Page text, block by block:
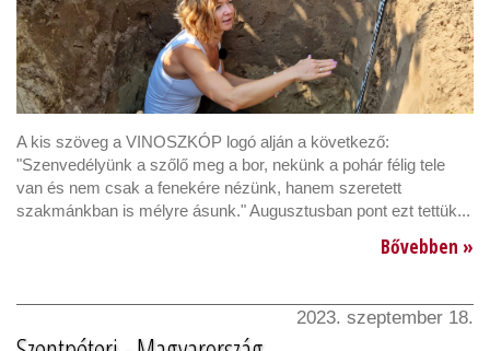
A kis szöveg a VINOSZKÓP logó alján a következő:
"Szenvedélyünk a szőlő meg a bor, nekünk a pohár félig tele
van és nem csak a fenekére nézünk, hanem szeretett
szakmánkban is mélyre ásunk." Augusztusban pont ezt tettük...
Bővebben »
2023. szeptember 18.